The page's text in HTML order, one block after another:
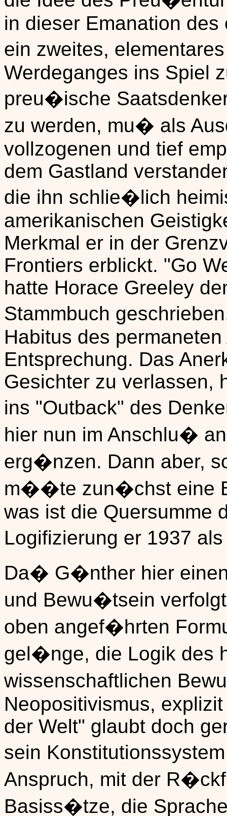
in dieser Emanation
ein zweites,
Werdeganges ins Spiel
preu�ische
zu werden, mu� als
vollzogenen und tief
dem Gastland
die ihn schlie�lich
amerikanischen
Merkmal er in der
Frontiers erblickt. "Go
hatte Horace Greeley
Stammbuch
Habitus des
Entsprechung. Das
Gesichter zu verlassen,
ins "Outback" des
hier nun im Anschlu�
erg�nzen. Dann aber,
m��te zun�chst eine
was ist die Quersumme
Logifizierung er 1937
Da� G�nther hier
und Bewu�tsein
oben angef�hrten
gel�nge, die Logik des
wissenschaftlichen
Neopositivismus,
der Welt" glaubt doch
sein
Anspruch, mit der
Basiss�tze, die